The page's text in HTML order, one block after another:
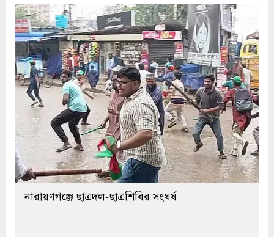
নারায়ণগঞ্জে ছাত্রদল-ছাত্রশিবির সংঘর্ষ